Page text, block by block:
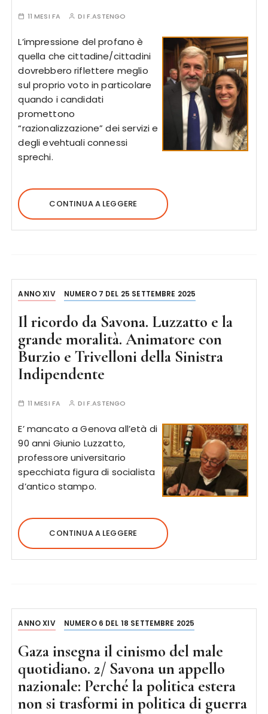
11 MESI FA DI F.ASTENGO
L’impressione del profano è
quella che cittadine/cittadini
dovrebbero riflettere meglio
sul proprio voto in particolare
quando i candidati
promettono
“razionalizzazione” dei servizi e
degli evehtuali connessi
sprechi.
CONTINUA A LEGGERE
ANNO XIV NUMERO 7 DEL 25 SETTEMBRE 2025
Il ricordo da Savona. Luzzatto e la
grande moralità. Animatore con
Burzio e Trivelloni della Sinistra
Indipendente
11 MESI FA DI F.ASTENGO
E’ mancato a Genova all’età di
90 anni Giunio Luzzatto,
professore universitario
specchiata figura di socialista
d’antico stampo.
CONTINUA A LEGGERE
ANNO XIV NUMERO 6 DEL 18 SETTEMBRE 2025
Gaza insegna il cinismo del male
quotidiano. 2/ Savona un appello
nazionale: Perché la politica estera
non si trasformi in politica di guerra